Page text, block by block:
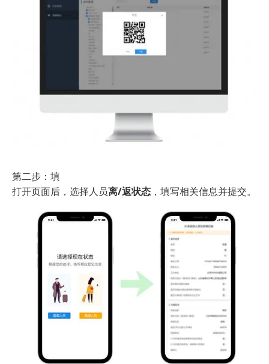
第二步：填
打开页面后，选择人员离/返状态 ，填写相关信息并提交。